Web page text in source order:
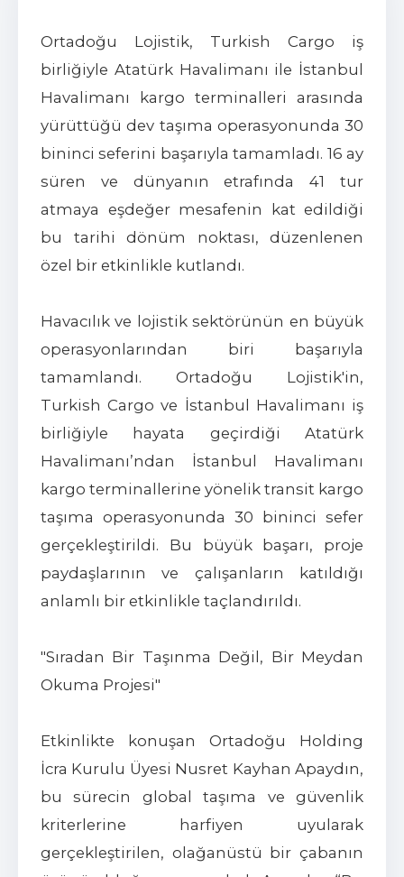
Ortadoğu Lojistik, Turkish Cargo iş
birliğiyle Atatürk Havalimanı ile İstanbul
Havalimanı kargo terminalleri arasında
yürüttüğü dev taşıma operasyonunda 30
bininci seferini başarıyla tamamladı. 16 ay
süren ve dünyanın etrafında 41 tur
atmaya eşdeğer mesafenin kat edildiği
bu tarihi dönüm noktası, düzenlenen
özel bir etkinlikle kutlandı.
Havacılık ve lojistik sektörünün en büyük
operasyonlarından biri başarıyla
tamamlandı. Ortadoğu Lojistik'in,
Turkish Cargo ve İstanbul Havalimanı iş
birliğiyle hayata geçirdiği Atatürk
Havalimanı’ndan İstanbul Havalimanı
kargo terminallerine yönelik transit kargo
taşıma operasyonunda 30 bininci sefer
gerçekleştirildi. Bu büyük başarı, proje
paydaşlarının ve çalışanların katıldığı
anlamlı bir etkinlikle taçlandırıldı.
"Sıradan Bir Taşınma Değil, Bir Meydan
Okuma Projesi"
Etkinlikte konuşan Ortadoğu Holding
İcra Kurulu Üyesi Nusret Kayhan Apaydın,
bu sürecin global taşıma ve güvenlik
kriterlerine harfiyen uyularak
gerçekleştirilen, olağanüstü bir çabanın